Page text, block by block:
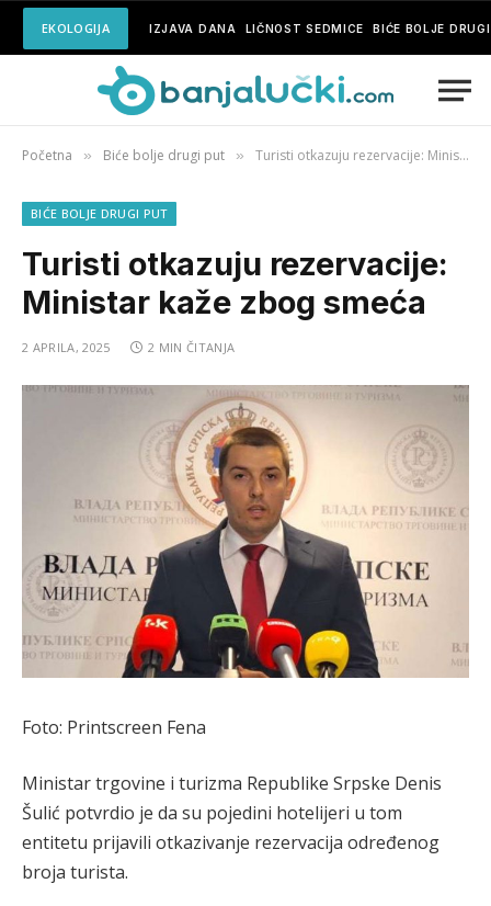
EKOLOGIJA IZJAVA DANA LIČNOST SEDMICE BIĆE BOLJE
Početna » Biće bolje drugi put » Turisti otkazuju rezervacije: Ministar kaže zbog smeća
BIĆE BOLJE DRUGI PUT
Turisti otkazuju rezervacije:
Ministar kaže zbog smeća
2 APRILA, 2025 2 MIN ČITANJA
Foto: Printscreen Fena
Ministar trgovine i turizma Republike Srpske Denis
Šulić potvrdio je da su pojedini hotelijeri u tom
entitetu prijavili otkazivanje rezervacija određenog
broja turista.